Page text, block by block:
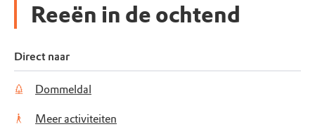
Reeën in de ochtend
Direct naar
Dommeldal
Meer activiteiten